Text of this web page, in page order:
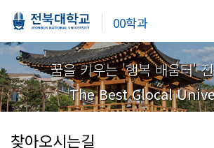
00학과
꿈을 키우는 '행복 배움터'
The Best Glocal
찾아오시는길